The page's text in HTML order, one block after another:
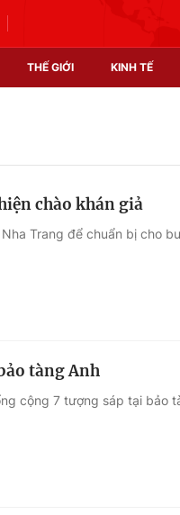
THẾ GIỚI KINH TẾ
chào khán giả
Trang để chuẩn bị cho
tàng Anh
cộng 7 tượng sáp tại bảo